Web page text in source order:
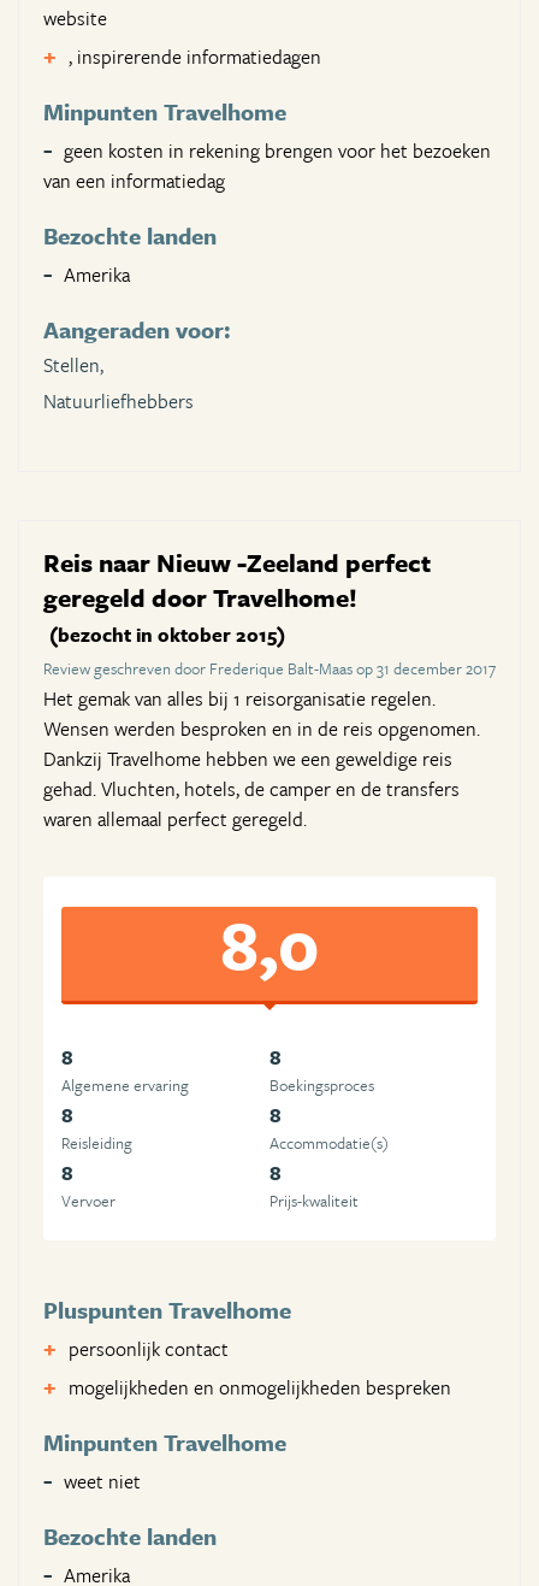
website
, inspirerende informatiedagen
Minpunten Travelhome
geen kosten in rekening brengen voor het bezoeken
van een informatiedag
Bezochte landen
Amerika
Aangeraden voor:
Stellen,
Natuurliefhebbers
Reis naar Nieuw -Zeeland perfect
geregeld door Travelhome!
(bezocht in oktober 2015)
Review geschreven door Frederique Balt-Maas op 31 december 2017
Het gemak van alles bij 1 reisorganisatie regelen.
Wensen werden besproken en in de reis opgenomen.
Dankzij Travelhome hebben we een geweldige reis
gehad. Vluchten, hotels, de camper en de transfers
waren allemaal perfect geregeld.
8,0
8
Algemene ervaring
8
Boekingsproces
8
Reisleiding
8
Accommodatie(s)
8
Vervoer
8
Prijs-kwaliteit
Pluspunten Travelhome
persoonlijk contact
mogelijkheden en onmogelijkheden bespreken
Minpunten Travelhome
weet niet
Bezochte landen
Amerika